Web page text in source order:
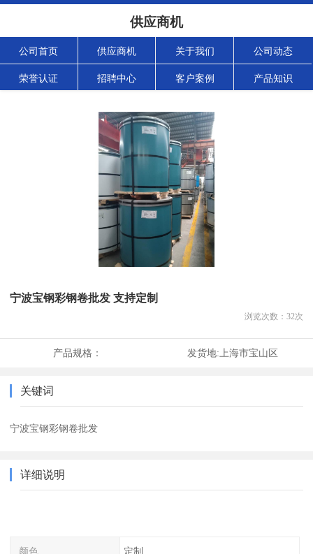
供应商机
公司首页 供应商机 关于我们 公司动态
荣誉认证 招聘中心 客户案例 产品知识
宁波宝钢彩钢卷批发 支持定制
浏览次数： 32次
产品规格： 发货地: 上海市宝山区
关键词
宁波宝钢彩钢卷批发
详细说明
颜色 定制